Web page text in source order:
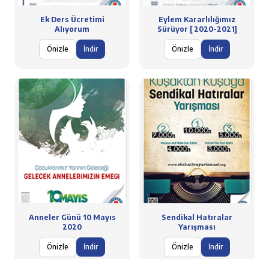
Ek Ders Ücretimi
Alıyorum
Önizle İndir
Eylem Kararlılığımız
Sürüyor [ 2020-2021]
Önizle İndir
Anneler Günü 10 Mayıs
2020
Önizle İndir
Sendikal Hatıralar
Yarışması
Önizle İndir